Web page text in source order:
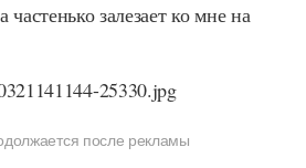
залезает ко мне на
после рекламы